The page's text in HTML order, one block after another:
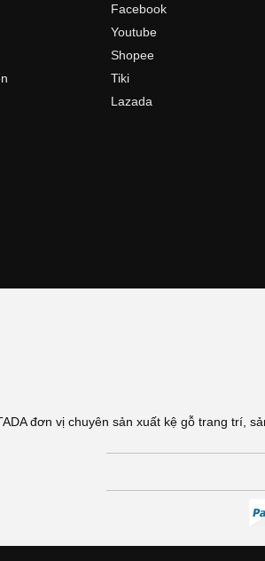
Facebook
Youtube
Shopee
Tiki
Lazada
đơn vị chuyên sản xuất kệ gỗ trang trí,